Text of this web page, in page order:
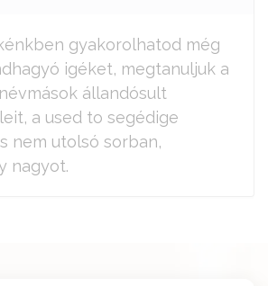
gyakorolhatod még
igéket, megtanuljuk a
állandósult
a used to segédige
nem utolsó sorban,
nagyot.